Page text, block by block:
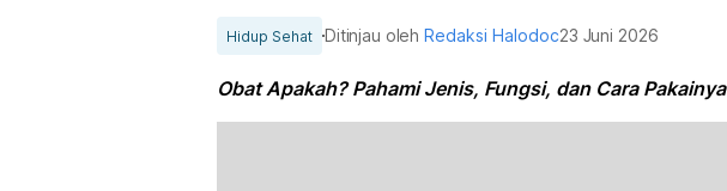
Hidup Sehat Ditinjau olehRedaksi Halodoc23 Juni 2026
Obat Apakah? Pahami Jenis, Fungsi, dan Cara Pakainya